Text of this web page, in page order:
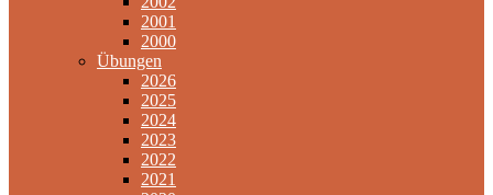
2001
2000
Übungen
2026
2025
2024
2023
2022
2021